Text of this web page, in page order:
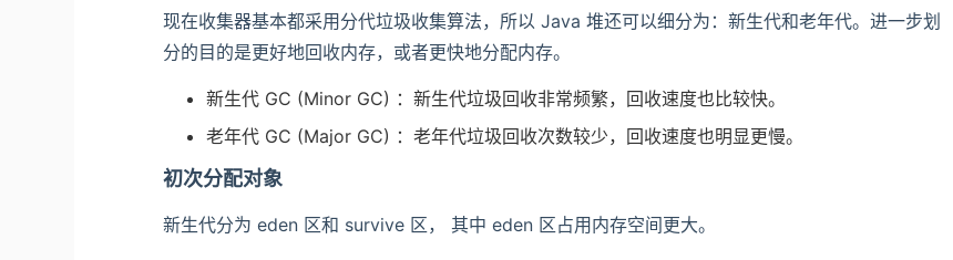
现在收集器基本都采用分代垃圾收集算法，所以 Java 堆还可以细分为：新生代和老年代。进一步划
分的目的是更好地回收内存，或者更快地分配内存。
新生代 GC (Minor GC) ：新生代垃圾回收非常频繁，回收速度也比较快。
老年代 GC (Major GC) ：老年代垃圾回收次数较少，回收速度也明显更慢。
初次分配对象
新生代分为 eden 区和 survive 区， 其中 eden 区占用内存空间更大。